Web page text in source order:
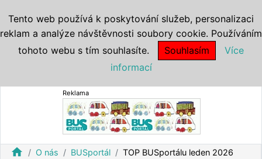
Reklama
home O nás BUSportál TOP BUSportálu leden 2026
Tento web používá k poskytování služeb, personalizaci
reklam a analýze návštěvnosti soubory cookie. Používáním
tohoto webu s tím souhlasíte.
Souhlasím
Více
informací